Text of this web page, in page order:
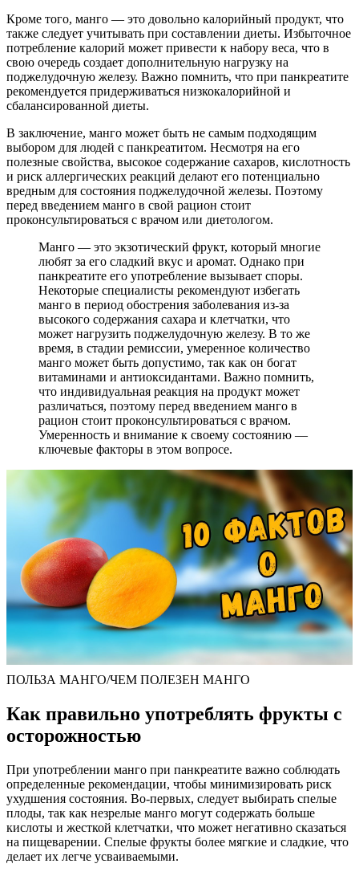
Кроме того, манго — это довольно калорийный продукт, что
также следует учитывать при составлении диеты. Избыточное
потребление калорий может привести к набору веса, что в
свою очередь создает дополнительную нагрузку на
поджелудочную железу. Важно помнить, что при панкреатите
рекомендуется придерживаться низкокалорийной и
сбалансированной диеты.
В заключение, манго может быть не самым подходящим
выбором для людей с панкреатитом. Несмотря на его
полезные свойства, высокое содержание сахаров, кислотность
и риск аллергических реакций делают его потенциально
вредным для состояния поджелудочной железы. Поэтому
перед введением манго в свой рацион стоит
проконсультироваться с врачом или диетологом.
Манго — это экзотический фрукт, который многие
любят за его сладкий вкус и аромат. Однако при
панкреатите его употребление вызывает споры.
Некоторые специалисты рекомендуют избегать
манго в период обострения заболевания из-за
высокого содержания сахара и клетчатки, что
может нагрузить поджелудочную железу. В то же
время, в стадии ремиссии, умеренное количество
манго может быть допустимо, так как он богат
витаминами и антиоксидантами. Важно помнить,
что индивидуальная реакция на продукт может
различаться, поэтому перед введением манго в
рацион стоит проконсультироваться с врачом.
Умеренность и внимание к своему состоянию —
ключевые факторы в этом вопросе.
ПОЛЬЗА МАНГО/ЧЕМ ПОЛЕЗЕН МАНГО
Как правильно употреблять фрукты с
осторожностью
При употреблении манго при панкреатите важно соблюдать
определенные рекомендации, чтобы минимизировать риск
ухудшения состояния. Во-первых, следует выбирать спелые
плоды, так как незрелые манго могут содержать больше
кислоты и жесткой клетчатки, что может негативно сказаться
на пищеварении. Спелые фрукты более мягкие и сладкие, что
делает их легче усваиваемыми.